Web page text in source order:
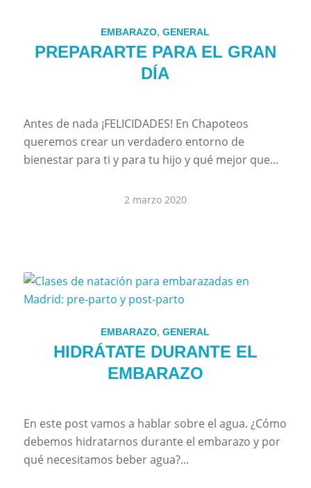
EMBARAZO,GENERAL
PREPARARTE PARA EL GRAN
DÍA
Antes de nada ¡FELICIDADES! En Chapoteos
queremos crear un verdadero entorno de
bienestar para ti y para tu hijo y qué mejor que...
2 marzo 2020
EMBARAZO,GENERAL
HIDRÁTATE DURANTE EL
EMBARAZO
En este post vamos a hablar sobre el agua. ¿Cómo
debemos hidratarnos durante el embarazo y por
qué necesitamos beber agua?...